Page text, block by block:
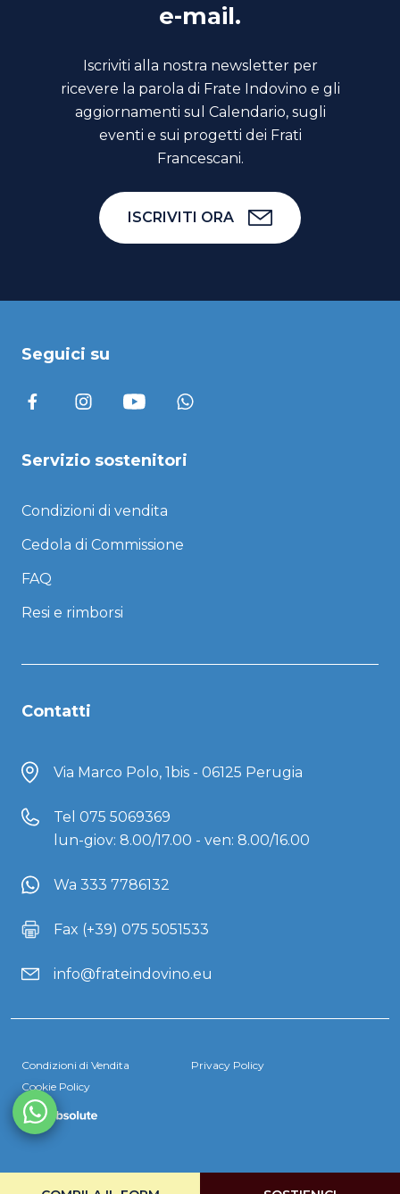
e-mail.
Iscriviti alla nostra newsletter per
ricevere la parola di Frate Indovino e gli
aggiornamenti sul Calendario, sugli
eventi e sui progetti dei Frati
Francescani.
ISCRIVITI ORA
Seguici su
Servizio sostenitori
Condizioni di vendita
Cedola di Commissione
FAQ
Resi e rimborsi
Contatti
Via Marco Polo, 1bis - 06125 Perugia
Tel 075 5069369
lun-giov: 8.00/17.00 - ven: 8.00/16.00
Wa 333 7786132
Fax (+39) 075 5051533
info@frateindovino.eu
Condizioni di Vendita
Privacy Policy
Cookie Policy